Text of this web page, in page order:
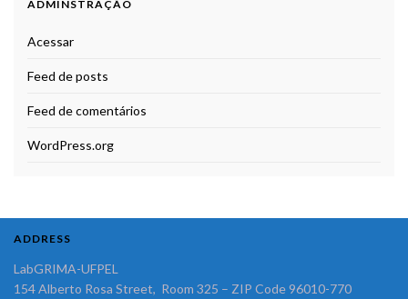
ADMINSTRAÇÃO
Acessar
Feed de posts
Feed de comentários
WordPress.org
ADDRESS
LabGRIMA-UFPEL
154 Alberto Rosa Street, Room 325 – ZIP Code 96010-770